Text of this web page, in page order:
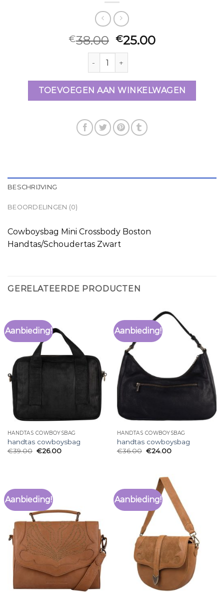
€38.00 €25.00
handtas cowboysbag aantal
TOEVOEGEN AAN WINKELWAGEN
BESCHRIJVING
BEOORDELINGEN (0)
Cowboysbag Mini Crossbody Boston
Handtas/Schoudertas Zwart
GERELATEERDE PRODUCTEN
Aanbieding!
HANDTAS COWBOYSBAG
handtas cowboysbag
€39.00 €26.00
Aanbieding!
HANDTAS COWBOYSBAG
handtas cowboysbag
€36.00 €24.00
Aanbieding! Aanbieding!